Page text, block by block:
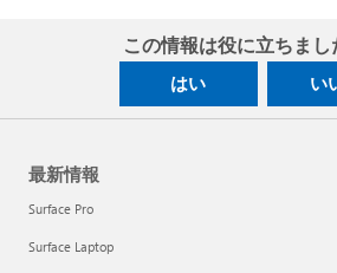
この情報は役に立ちまし
はい い
最新情報
Surface Pro
Surface Laptop